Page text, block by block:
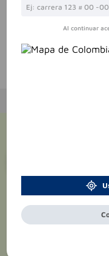
Sin comentarios.
Al continuar